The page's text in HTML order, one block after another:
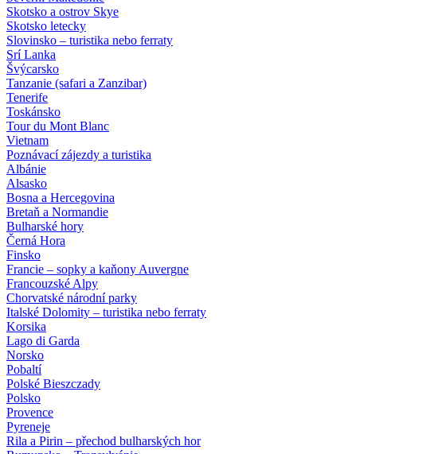
Skotsko a ostrov Skye
Skotsko letecky
Slovinsko – turistika nebo ferraty
Srí Lanka
Švýcarsko
Tanzanie (safari a Zanzibar)
Tenerife
Toskánsko
Tour du Mont Blanc
Vietnam
Poznávací zájezdy a turistika
Albánie
Alsasko
Bosna a Hercegovina
Bretaň a Normandie
Bulharské hory
Černá Hora
Finsko
Francie – sopky a kaňony Auvergne
Francouzské Alpy
Chorvatské národní parky
Italské Dolomity – turistika nebo ferraty
Korsika
Lago di Garda
Norsko
Pobaltí
Polské Bieszczady
Polsko
Provence
Pyreneje
Rila a Pirin – přechod bulharských hor